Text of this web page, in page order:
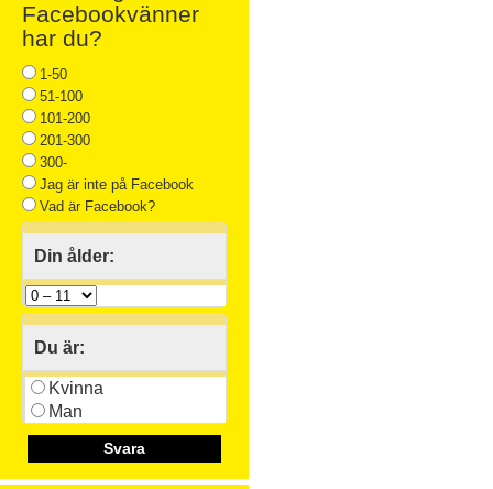
Facebookvänner
har du?
1-50
51-100
101-200
201-300
300-
Jag är inte på Facebook
Vad är Facebook?
Din ålder:
Du är:
Kvinna
Man
Svara